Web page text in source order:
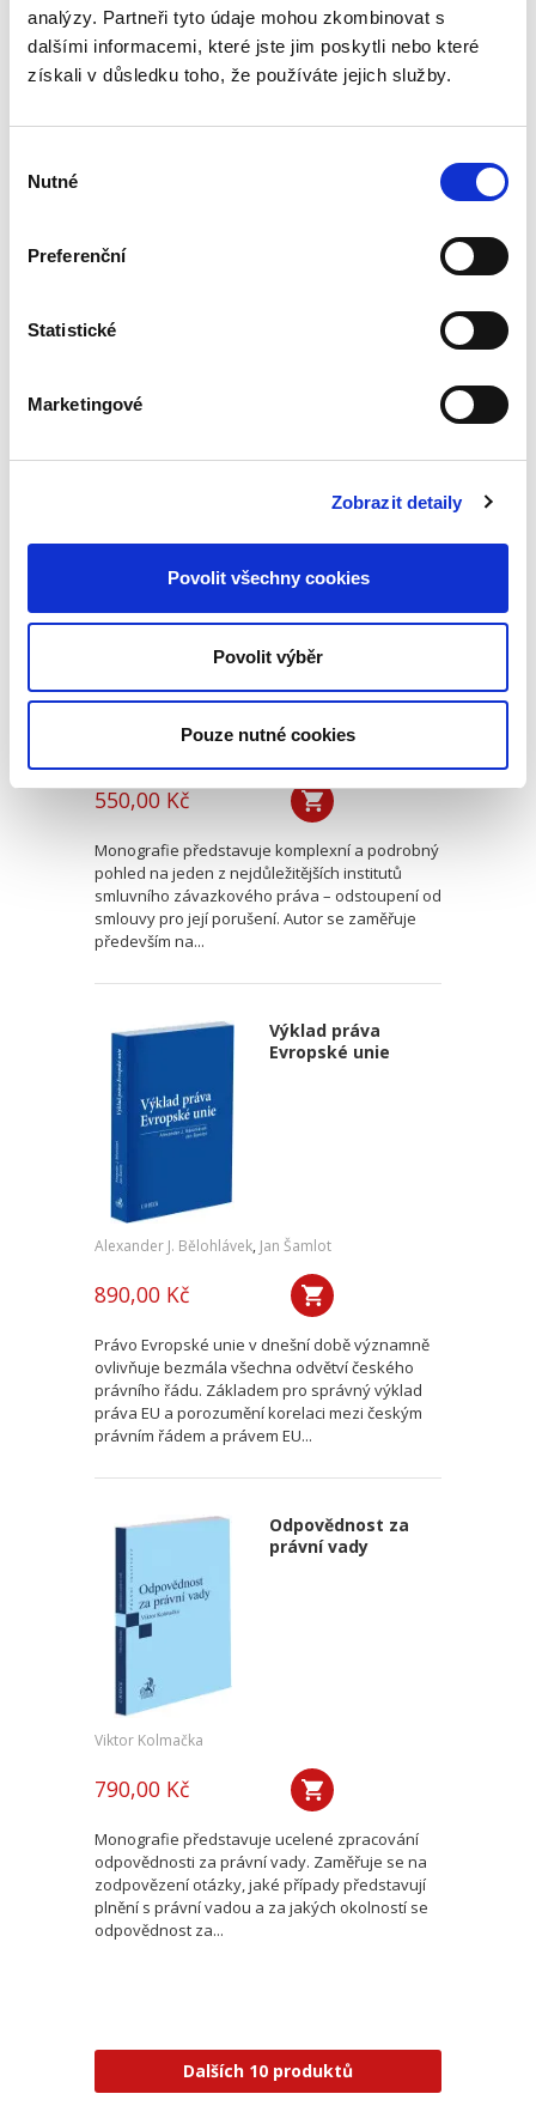
analýzy. Partneři tyto údaje mohou zkombinovat s
dalšími informacemi, které jste jim poskytli nebo které
získali v důsledku toho, že používáte jejich služby.
souhlasu
Nutné
Preferenční
Statistické
Marketingové
Zobrazit detaily
Povolit všechny cookies
Povolit výběr
Pouze nutné cookies
Přičitatelnost
vědění o právně
významných
právnickým
Luboš Brim
významných okolnostech. Je-li právní norma,
porušení
550,00 Kč
Monografie představuje komplexní a podrobný
pohled na jeden z nejdůležitějších institutů
smluvního závazkového práva – odstoupení od
smlouvy pro její porušení. Autor se zaměřuje
především na...
Výklad práva
Evropské unie
Alexander J. Bělohlávek, Jan Šamlot
890,00 Kč
Právo Evropské unie v dnešní době významně
ovlivňuje bezmála všechna odvětví českého
právního řádu. Základem pro správný výklad
práva EU a porozumění korelaci mezi českým
právním řádem a právem EU...
Odpovědnost za
právní vady
Viktor Kolmačka
790,00 Kč
Monografie představuje ucelené zpracování
odpovědnosti za právní vady. Zaměřuje se na
zodpovězení otázky, jaké případy představují
plnění s právní vadou a za jakých okolností se
odpovědnost za...
Dalších 10 produktů